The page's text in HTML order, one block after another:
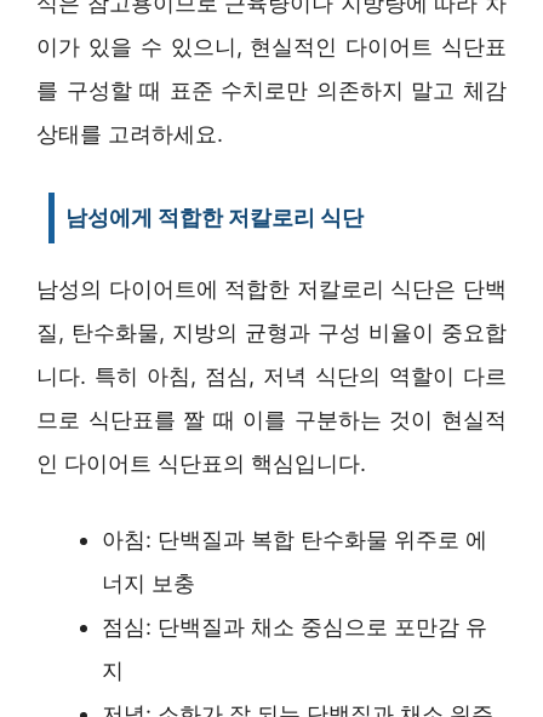
이가 있을 수 있으니, 현실적인 다이어트 식단표
를 구성할 때 표준 수치로만 의존하지 말고 체감
상태를 고려하세요.
남성에게 적합한 저칼로리 식단
남성의 다이어트에 적합한 저칼로리 식단은 단백
질, 탄수화물, 지방의 균형과 구성 비율이 중요합
니다. 특히 아침, 점심, 저녁 식단의 역할이 다르
므로 식단표를 짤 때 이를 구분하는 것이 현실적
인 다이어트 식단표의 핵심입니다.
아침: 단백질과 복합 탄수화물 위주로 에
너지 보충
점심: 단백질과 채소 중심으로 포만감 유
지